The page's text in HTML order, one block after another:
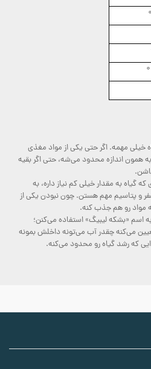
خیلی مهمه. اگر حتی یکی از مواد مغذی
به همون اندازه محدود می‌شه، حتی اگر بقیه
گیاه به مقدار خیلی کم نیاز داره، به
و پتاسیم مهم هستن. چون نبودن یکی از
مواد رو هم جذب کنه.
اسم «بشکه لیبیگ» استفاده می‌کنن؛
می‌کنه چقدر آب می‌تونه داخلش بمونه
که رشد گیاه رو محدود می‌کنه.